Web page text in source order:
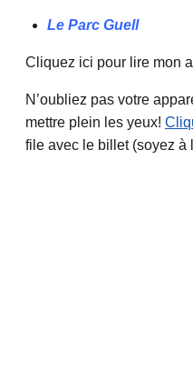
Le Parc Guell
Cliquez ici pour lire mon
N’oubliez pas votre
mettre plein les yeux!
file avec le billet (soyez à